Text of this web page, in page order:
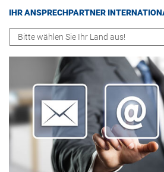
IHR AN­SPRECH­PART­NER